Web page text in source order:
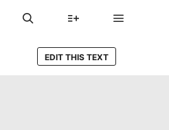
EDIT THIS TEXT